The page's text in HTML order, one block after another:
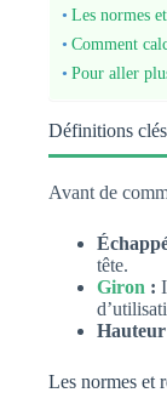
Les normes
Comment
Pour aller
Définitions
Avant de
tête.
Giron :
Les normes et